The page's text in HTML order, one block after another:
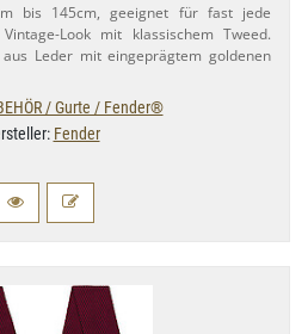
bis 145cm, geeignet für fast jede
​Look mit klassischem Tweed.
Leder mit eingeprägtem goldenen
/ Gurte / Fender®
Fender